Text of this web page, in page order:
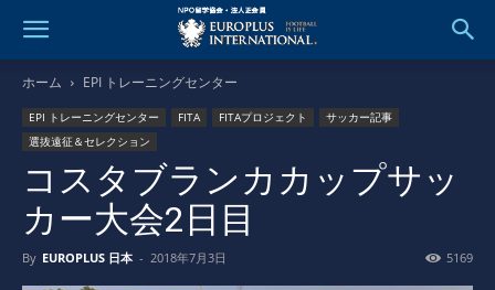
ホーム EPI トレーニングセンター
EPI トレーニングセンター FITA FITAプロジェクト
サッカー記事
選抜遠征＆セレクション
コスタブランカカップサッ
カー大会2日目
By EUROPLUS 日本 - 2018年7月3日 5169